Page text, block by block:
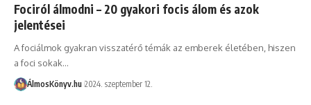
Fociról álmodni – 20 gyakori focis álom és azok
jelentései
A fociálmok gyakran visszatérő témák az emberek életében, hiszen
a foci sokak…
ÁlmosKönyv.hu 2024. szeptember 12.